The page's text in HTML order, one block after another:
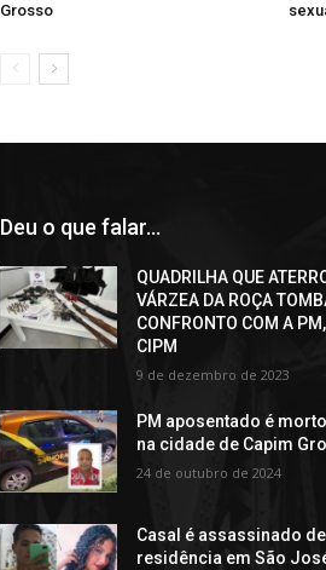
Grosso
Deu o que falar...
QUADRILHA QUE
VÁRZEA DA ROÇA
CONFRONTO COM A
CIPM
9 de dezembro de 2023
PM aposentado é
na cidade de Capim
24 de outubro de 2024
Casal é assassinado
residência em São